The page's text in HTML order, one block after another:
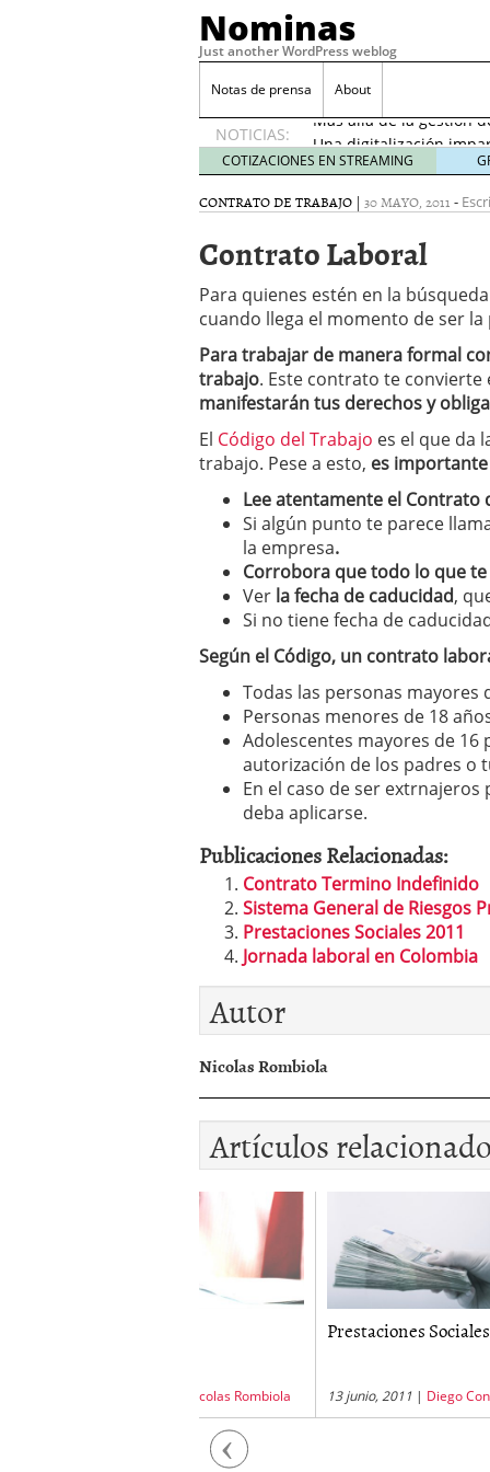
Nominas
Just another WordPress weblog
Notas de prensa About
NOTICIAS:
Desempleo Colombia
Una digitalización
en el sector financiero
¿Cómo afectó el
22, 2021
Desempleo Colombia
COTIZACIONES EN STREAMING
CONTRATO DE TRABAJO | 30 MAYO, 2011 -
Contrato Laboral
Para quienes estén en la
cuando llega el momento de ser
Para trabajar de manera formal
trabajo. Este contrato te
manifestarán tus derechos y
El Código del Trabajo es el que da
trabajo. Pese a esto, es
Lee atentamente el Contrato
Si algún punto te parece
la empresa.
Corrobora que todo lo que
Ver la fecha de caducidad,
Si no tiene fecha de
Según el Código, un contrato
Todas las personas mayores
Personas menores de 18
Adolescentes mayores de
autorización de los padres o
En el caso de ser
deba aplicarse.
Publicaciones Relacionadas:
Contrato Termino Indefinido
Sistema General de Riesgos
Prestaciones Sociales 2011
Jornada laboral en Colombia
Autor
Nicolas Rombiola
Artículos
Previous
Prestaciones Sociales 2011
13 junio, 2011 Diego Contreras 6
Casale